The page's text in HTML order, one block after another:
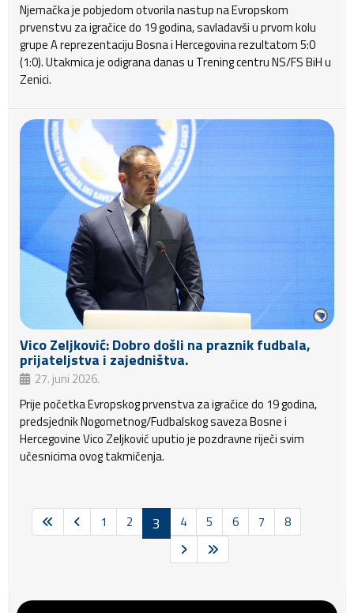
Njemačka je pobjedom otvorila nastup na Evropskom
prvenstvu za igračice do 19 godina, savladavši u prvom kolu
grupe A reprezentaciju Bosna i Hercegovina rezultatom 5:0
(1:0). Utakmica je odigrana danas u Trening centru NS/FS BiH u
Zenici.
Vico Zeljković: Dobro došli na praznik fudbala,
prijateljstva i zajedništva.
27. juni 2026.
Prije početka Evropskog prvenstva za igračice do 19 godina,
predsjednik Nogometnog/Fudbalskog saveza Bosne i
Hercegovine Vico Zeljković uputio je pozdravne riječi svim
učesnicima ovog takmičenja.
1 2 3 4 5 6 7 8